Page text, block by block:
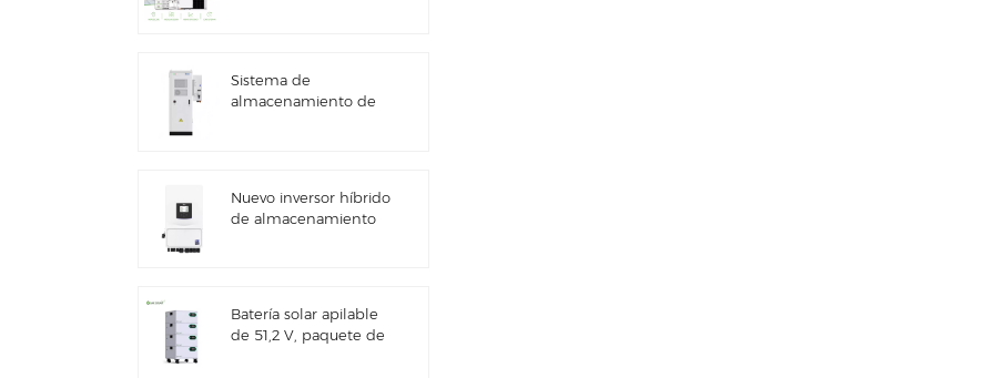
Sistema de
almacenamiento de
gabinete para baterías
de litio de 60 kWh,
Nuevo inversor híbrido
de almacenamiento
Batería solar apilable
de 51,2 V, paquete de